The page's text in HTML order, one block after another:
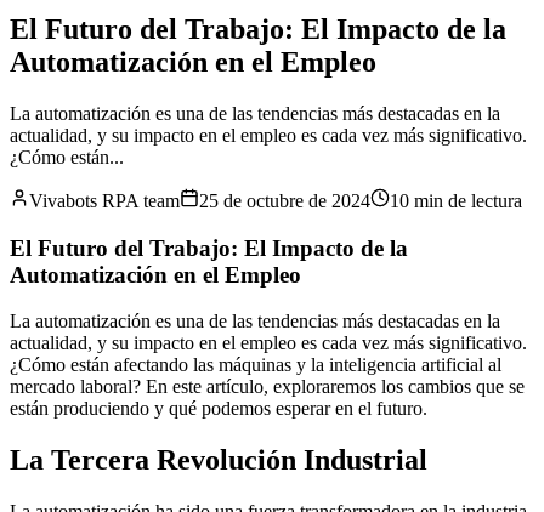
El Futuro del Trabajo: El Impacto de la
Automatización en el Empleo
La automatización es una de las tendencias más destacadas en la
actualidad, y su impacto en el empleo es cada vez más significativo.
¿Cómo están...
Vivabots RPA team 25 de octubre de 2024 10 min de lectura
El Futuro del Trabajo: El Impacto de la
Automatización en el Empleo
La automatización es una de las tendencias más destacadas en la
actualidad, y su impacto en el empleo es cada vez más significativo.
¿Cómo están afectando las máquinas y la inteligencia artificial al
mercado laboral? En este artículo, exploraremos los cambios que se
están produciendo y qué podemos esperar en el futuro.
La Tercera Revolución Industrial